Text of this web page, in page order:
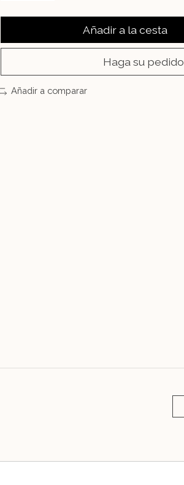
Añadir a la cesta
Haga su pedido
Añadir a comparar